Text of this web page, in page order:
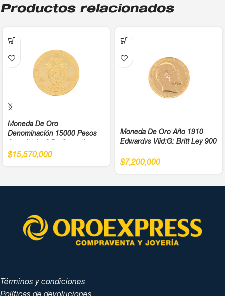
Productos relacionados
Moneda De Oro
Denominación 15000 Pesos
900
$15,570,000
Moneda De Oro Año 1910
Edwardvs Viid:G: Britt Ley 900
$7,200,000
Términos y condiciones